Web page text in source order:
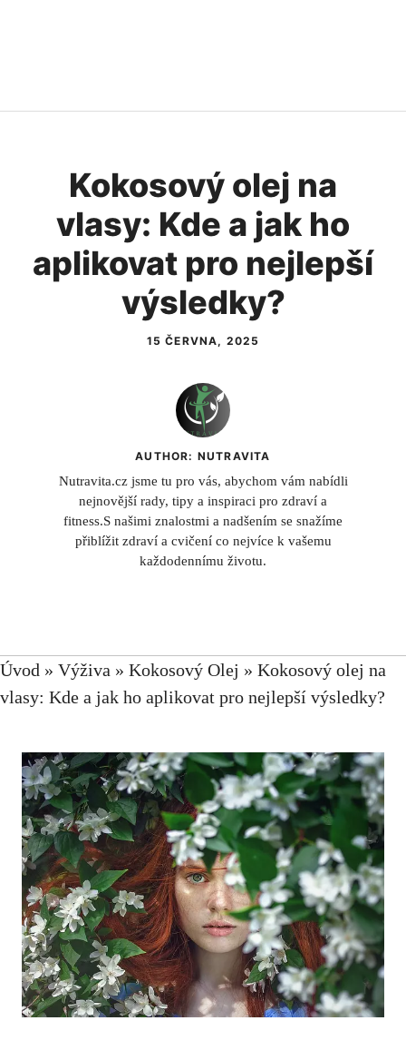
Kokosový olej na
vlasy: Kde a jak ho
aplikovat pro nejlepší
výsledky?
15 ČERVNA, 2025
AUTHOR: NUTRAVITA
Nutravita.cz jsme tu pro vás, abychom vám nabídli
nejnovější rady, tipy a inspiraci pro zdraví a
fitness.S našimi znalostmi a nadšením se snažíme
přiblížit zdraví a cvičení co nejvíce k vašemu
každodennímu životu.
Úvod » Výživa » Kokosový Olej » Kokosový olej na
vlasy: Kde a jak ho aplikovat pro nejlepší výsledky?